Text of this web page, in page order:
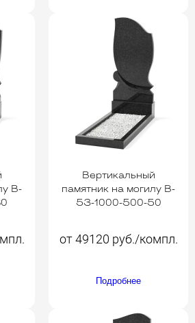
B-
Вертикальный
памятник на могилу B-
53-1000-500-50
от 49120 руб./компл.
Подробнее